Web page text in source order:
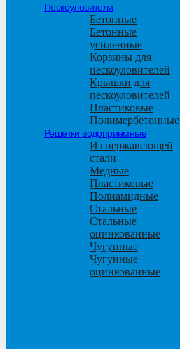
Пескоуловители
Бетонные
Бетонные
усиленные
Корзины для
пескоуловителей
Крышки для
пескоуловителей
Пластиковые
Полимербетонные
Решетки водоприемные
Из нержавеющей
стали
Медные
Пластиковые
Полиамидные
Стальные
Стальные
оцинкованные
Чугунные
Чугунные
оцинкованные